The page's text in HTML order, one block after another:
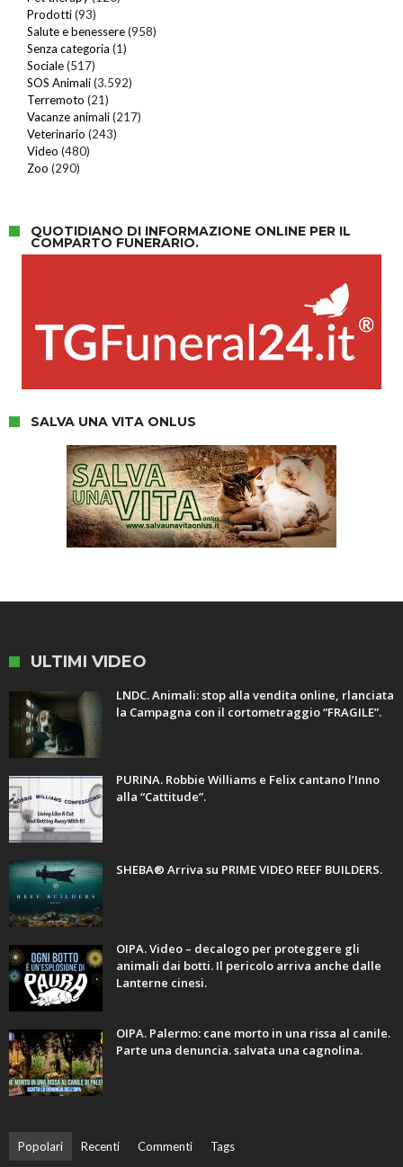
Prodotti(93)
Salute e benessere(958)
Senza categoria (1)
Sociale(517)
SOS Animali(3.592)
Terremoto (21)
Vacanze animali(217)
Veterinario (243)
Video (480)
Zoo (290)
QUOTIDIANO DI INFORMAZIONE ONLINE PER IL
COMPARTO FUNERARIO.
SALVA UNA VITA ONLUS
ULTIMI VIDEO
LNDC. Animali: stop alla vendita online, rlanciata
la Campagna con il cortometraggio “FRAGILE”.
PURINA. Robbie Williams e Felix cantano l’Inno
alla “Cattitude”.
SHEBA® Arriva su PRIME VIDEO REEF BUILDERS.
OIPA. Video – decalogo per proteggere gli
animali dai botti. Il pericolo arriva anche dalle
Lanterne cinesi.
OIPA. Palermo: cane morto in una rissa al canile.
Parte una denuncia. salvata una cagnolina.
Popolari Recenti Commenti Tags